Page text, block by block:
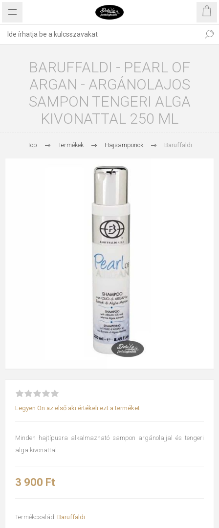
BARUFFALDI - PEARL OF
ARGAN - ARGÁNOLAJOS
SAMPON TENGERI ALGA
KIVONATTAL 250 ML
Top Termékek Hajsamponok Baruffaldi
Legyen Ön az első aki értékeli ezt a terméket
Minden hajtípusra alkalmazható sampon argánolajjal és tengeri
alga kivonattal.
3 900 Ft
Termékcsalád: Baruffaldi